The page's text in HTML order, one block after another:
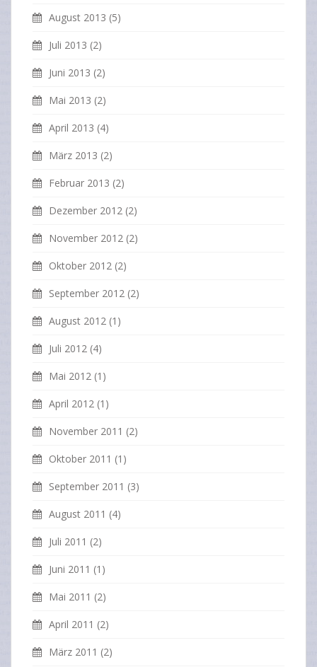
August 2013 (5)
Juli 2013 (2)
Juni 2013 (2)
Mai 2013 (2)
April 2013 (4)
März 2013 (2)
Februar 2013 (2)
Dezember 2012 (2)
November 2012 (2)
Oktober 2012 (2)
September 2012 (2)
August 2012 (1)
Juli 2012 (4)
Mai 2012 (1)
April 2012 (1)
November 2011 (2)
Oktober 2011 (1)
September 2011 (3)
August 2011 (4)
Juli 2011 (2)
Juni 2011 (1)
Mai 2011 (2)
April 2011 (2)
März 2011 (2)